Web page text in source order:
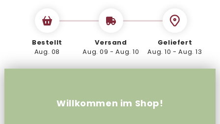
trocken
trocken
Bestellt
Aug. 08
Versand
Aug. 09 - Aug. 10
Geliefert
Aug. 10 - Aug. 13
Willkommen im Shop!